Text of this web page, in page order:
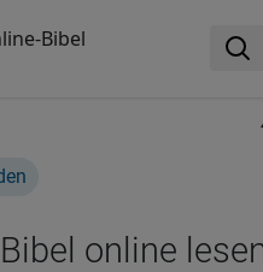
Bibel
online